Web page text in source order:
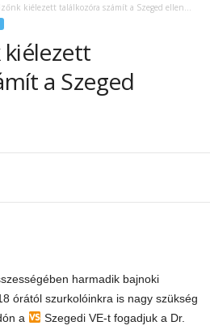
kiélezett találkozóra számít a Szeged ellen…
a Szeged
harmadik bajnoki
órától szurkolóinkra is nagy szükség
a
Szegedi VE-t fogadjuk a Dr.